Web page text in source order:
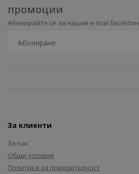
промоции
Абонирайте се за нашия e-mail бюлетин
За клиенти
За нас
Общи условия
Политика за поверителност